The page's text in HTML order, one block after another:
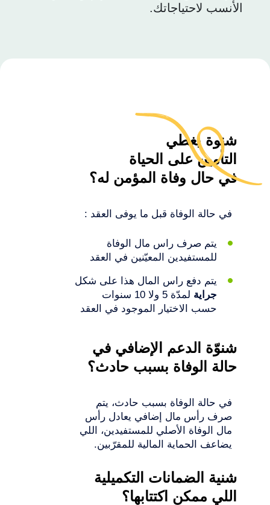
الأنسب لاحتياجاتك.
شنوة يغطي
التأمين على الحياة
في حال وفاة المؤمن له؟
في حالة الوفاة قبل ما يوفى العقد :
يتم صرف راس مال الوفاة
للمستفيدين المعيّنين في العقد
يتم دفع راس المال هذا على شكل
جراية
لمدّة 5 ولا 10 سنوات
حسب الاختيار الموجود في العقد
شنوّة الدعم الإضافي في
حالة الوفاة بسبب حادث؟
في حالة الوفاة بسبب حادث، يتم
صرف رأس مال إضافي يعادل رأس
مال الوفاة الأصلي للمستفيدين، اللي
يضاعف الحماية المالية للمقرّبين.
شنية الضمانات التكميلية
اللي ممكن اكتتابها؟